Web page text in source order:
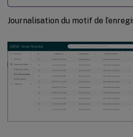
Journalisation du motif de